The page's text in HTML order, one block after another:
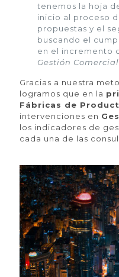
tenemos la hoja
inicio al proceso
propuestas y el
buscando el
en el incremento
Gestión Comercial.
Gracias a nuestra
logramos que en la
Fábricas de
intervenciones en
los indicadores de
cada una de las